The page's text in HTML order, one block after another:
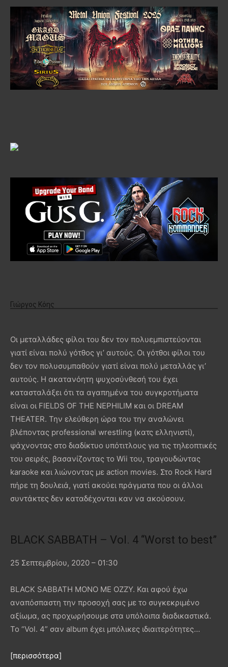
Γιώργος Κόης
Οι μεταλλάδες φίλοι του δεν τον πολυεμπιστεύονται
γιατί είναι πολύ γότθος γι’ αυτούς. Οι γότθοι φίλοι του
δεν τον πολυσυμπαθούν γιατί είναι πολύ μεταλλάς γι’
αυτούς. Η ακατανόητη ψυχοσύνθεσή του έχει
κατασταλάξει ότι τα αγαπημένα του συγκροτήματα
είναι οι FIELDS OF THE NEPHILIM και οι DREAM
THEATER. Την ελεύθερη ώρα του την αναλώνει
βλέποντας professional wrestling (κατς ελληνιστί),
ψάχνοντας στο διαδίκτυο υπότιτλους για τις τηλεοπτικές
του σειρές, βασανίζοντας το Wii του, τραγουδώντας
karaoke και λιώνοντας με action movies. Στο Rock Hard
πήρε τη δουλειά, γιατί ακούει πράγματα που οι άλλοι
συντάκτες δεν καταδέχονται καν να ακούσουν.
BLACK SABBATH – Vol. 4 “Worst to best”
25 Σεπτεμβρίου, 2020 – 01:30
BLACK SABBATH MONO ME OZZY. Και αφού έχω
αναπόσπαστη την προσοχή σας με το συγκεκριμένο
αξίωμα, ας προχωρήσουμε στα υπόλοιπα διαδικαστικά.
Το “Vol. 4” σαν album έχει μπόλικες ιδιαιτερότητες…
[περισσότερα]